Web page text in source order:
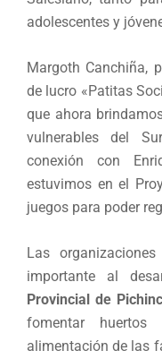
adolescentes y
Margoth Canchiña,
de lucro «Patitas
que ahora
vulnerables del
conexión con
estuvimos en el
juegos para poder
Las
importante al
Provincial de
fomentar
alimentación de las